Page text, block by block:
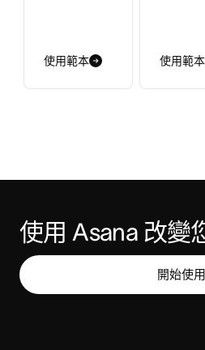
使用範本 使用範本
使用 Asana 改變
開始使用